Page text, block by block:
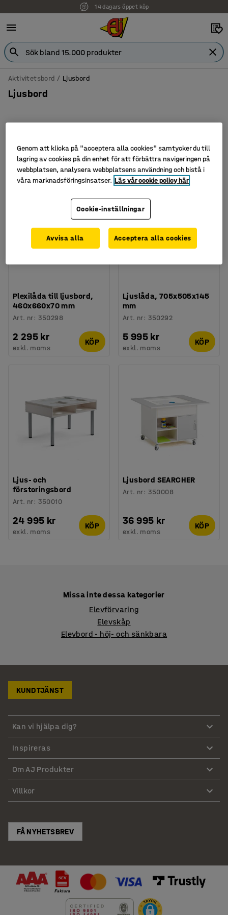
14 dagars öppet köp
Aktivitetsbord Ljusbord
Ljusbord
Filtrera Sortera
4 produkter
Plexilåda till ljusbord,
460x660x70 mm
Art. nr: 350298
2 295 kr
exkl. moms
KÖP
Ljuslåda, 705x505x145
mm
Art. nr: 350292
5 995 kr
exkl. moms
KÖP
Ljus- och
förstoringsbord
Art. nr: 350010
24 995 kr
exkl. moms
KÖP
Ljusbord SEARCHER
Art. nr: 350008
36 995 kr
exkl. moms
KÖP
Missa inte dessa kategorier
Elevförvaring
Elevskåp
Elevbord - höj- och sänkbara
KUNDTJÄNST
Kan vi hjälpa dig?
Inspireras
Om AJ Produkter
Villkor
FÅ NYHETSBREV
Genom att klicka på "acceptera alla cookies" samtycker du till
lagring av cookies på din enhet för att förbättra navigeringen på
webbplatsen, analysera webbplatsens användning och bistå i
våra marknadsföringsinsatser. Läs vår cookie policy här
Cookie-inställningar
Avvisa alla Acceptera alla cookies